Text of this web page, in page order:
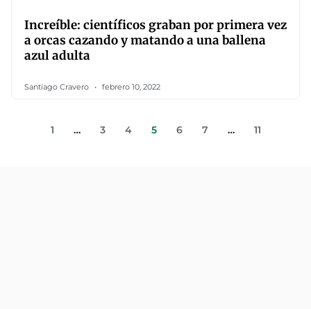
Increíble: científicos graban por primera vez
a orcas cazando y matando a una ballena
azul adulta
Santiago Cravero febrero 10, 2022
1 … 3 4 5 6 7 … 11